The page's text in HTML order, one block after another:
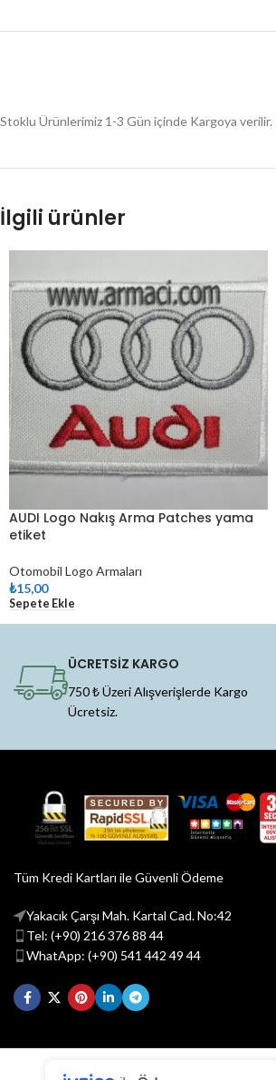
Stoklu Ürünlerimiz 1-3 Gün içinde Kargoya
İlgili ürünler
AUDI Logo Nakış Arma Patches yama
etiket
Otomobil Logo Armaları
₺15,00
Sepete Ekle
ÜCRETSİZ KARGO
750 ₺ Üzeri Alışverişlerde Kargo
Ücretsiz.
Tüm Kredi Kartları ile Güvenli Ödeme
Yakacık Çarşı Mah. Kartal Cad. No:42
Tel: (+90) 216 376 88 44
WhatApp: (+90) 541 442 49 44